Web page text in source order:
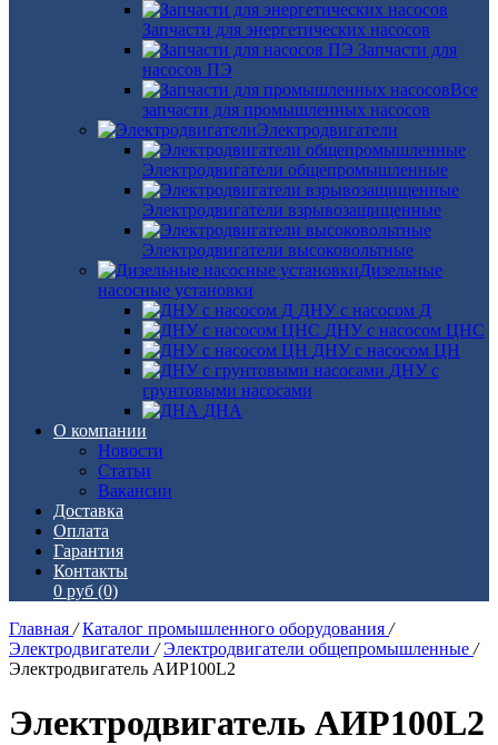
Запчасти для энергетических насосов
Запчасти для
насосов ПЭ
Все
запчасти для промышленных насосов
Электродвигатели
Электродвигатели общепромышленные
Электродвигатели взрывозащищенные
Электродвигатели высоковольтные
Дизельные
насосные установки
ДНУ с насосом Д
ДНУ с насосом ЦНС
ДНУ с насосом ЦН
ДНУ с
грунтовыми насосами
ДНА
О компании
Новости
Статьи
Вакансии
Доставка
Оплата
Гарантия
Контакты
0 руб (0)
Главная / Каталог промышленного оборудования /
Электродвигатели / Электродвигатели общепромышленные /
Электродвигатель АИР100L2
Электродвигатель АИР100L2